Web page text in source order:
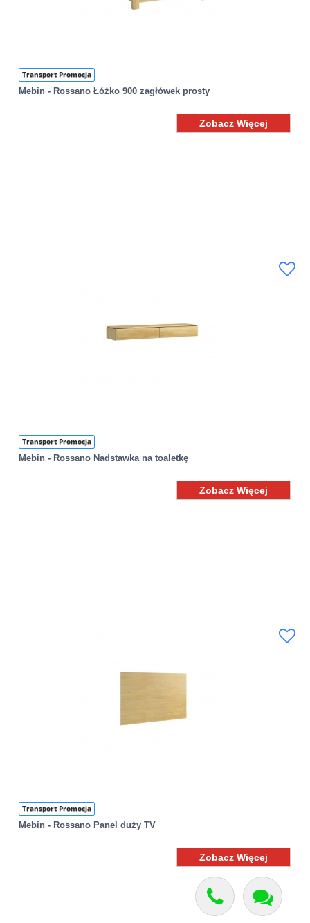
Transport Promocja
Mebin - Rossano Łóżko 900 zagłówek prosty
Zobacz Więcej
Transport Promocja
Mebin - Rossano Nadstawka na toaletkę
Zobacz Więcej
Transport Promocja
Mebin - Rossano Panel duży TV
Zobacz Więcej